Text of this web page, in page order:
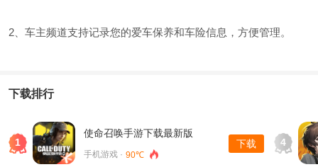
2、车主频道支持记录您的爱车保养和车险信息，方便管理。
下载排行
1
使命召唤手游下载最新版
手机游戏 · 90℃
下载 4